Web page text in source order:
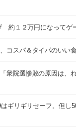
約１２万円になってゲ
コスパ＆タイパのいい
衆院選惨敗の原因は、
ギリギリセーフ。但し